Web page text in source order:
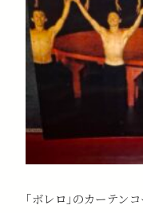
｢ボレロ｣のカーテン